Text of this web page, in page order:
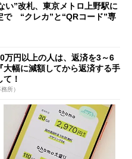
い”改札、東京メトロ上野駅に
“クレカ”と“QRコード”専
万円以上の人は、返済を3～6
大幅に減額してから返済する手
！
所）